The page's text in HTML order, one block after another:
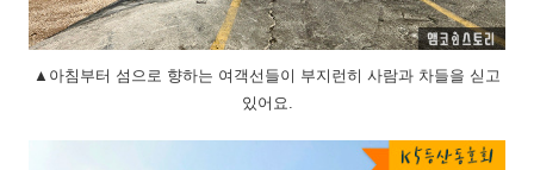
▲아침부터 섬으로 향하는 여객선들이 부지런히 사람과 차들을 싣고
있어요.